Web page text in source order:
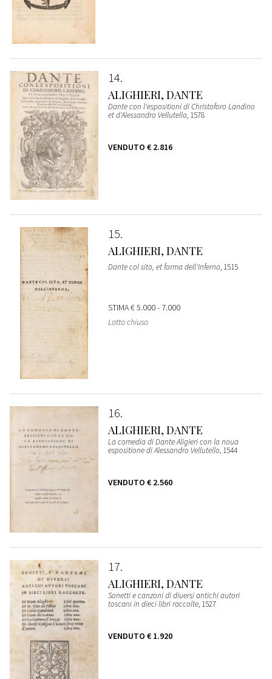
14
ALIGHIERI, DANTE
Dante con l'espositioni di Christoforo Landino
et d'Alessandro Vellutello, 1578
VENDUTO € 2.816
15
ALIGHIERI, DANTE
Dante col sito, et forma dell'Inferno, 1515
STIMA€ 5.000 - 7.000
Lotto chiuso
16
ALIGHIERI, DANTE
La comedia di Dante Aligieri con la noua
espositione di Alessandro Vellutello, 1544
VENDUTO € 2.560
17
ALIGHIERI, DANTE
Sonetti e canzoni di diuersi antichi autori
toscani in dieci libri raccolte, 1527
VENDUTO € 1.920